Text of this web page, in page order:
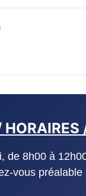
de 8h00 à
vous préalable